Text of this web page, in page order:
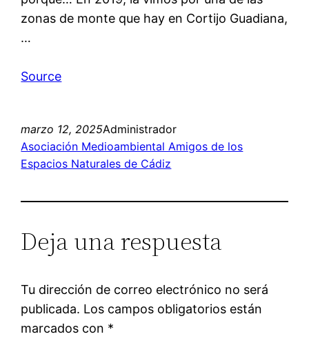
zonas de monte que hay en Cortijo Guadiana,
…
Source
marzo 12, 2025Administrador
Asociación Medioambiental Amigos de los
Espacios Naturales de Cádiz
Deja una respuesta
Tu dirección de correo electrónico no será
publicada. Los campos obligatorios están
marcados con *